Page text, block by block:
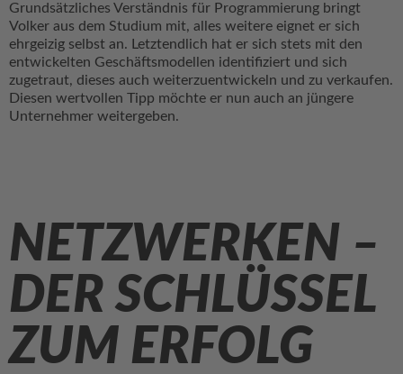
Grundsätzliches Verständnis für Programmierung bringt
Volker aus dem Studium mit, alles weitere eignet er sich
ehrgeizig selbst an. Letztendlich hat er sich stets mit den
entwickelten Geschäftsmodellen identifiziert und sich
zugetraut, dieses auch weiterzuentwickeln und zu verkaufen.
Diesen wertvollen Tipp möchte er nun auch an jüngere
Unternehmer weitergeben.
NETZWERKEN –
DER SCHLÜSSEL
ZUM ERFOLG